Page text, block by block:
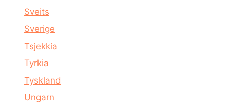
Sveits
Sverige
Tsjekkia
Tyrkia
Tyskland
Ungarn